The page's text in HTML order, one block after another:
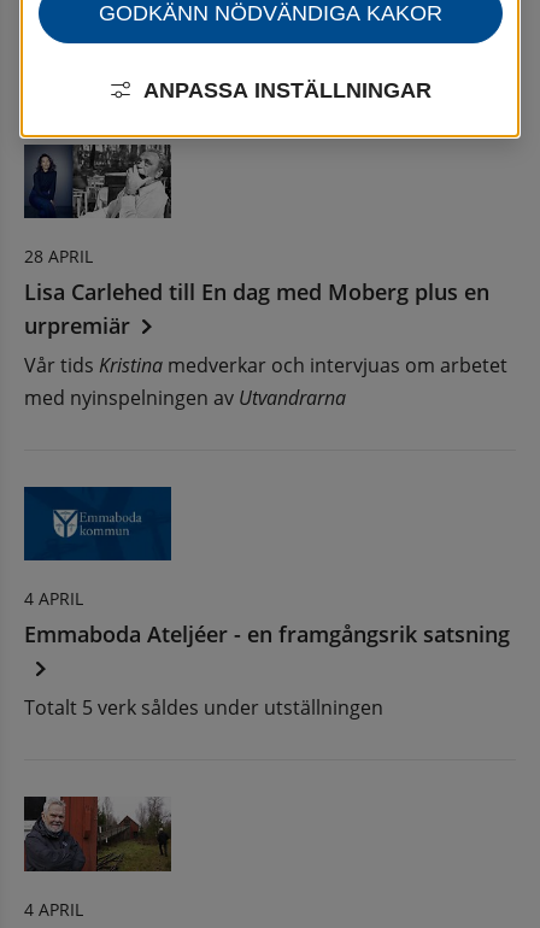
Nyhetsarkiv
28 APRIL
Lisa Carlehed till En dag med Moberg plus en
urpremiär
Vår tids Kristina medverkar och intervjuas om arbetet
med nyinspelningen av Utvandrarna
4 APRIL
Emmaboda Ateljéer - en framgångsrik satsning
Totalt 5 verk såldes under utställningen
4 APRIL
GODKÄNN NÖDVÄNDIGA KAKOR
ANPASSA INSTÄLLNINGAR